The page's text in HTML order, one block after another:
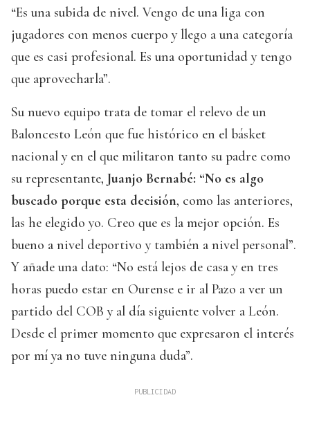
“Es una subida de nivel. Vengo de una liga con
jugadores con menos cuerpo y llego a una categoría
que es casi profesional. Es una oportunidad y tengo
que aprovecharla”.
Su nuevo equipo trata de tomar el relevo de un
Baloncesto León que fue histórico en el básket
nacional y en el que militaron tanto su padre como
su representante, Juanjo Bernabé: “No es algo
buscado porque esta decisión, como las anteriores,
las he elegido yo. Creo que es la mejor opción. Es
bueno a nivel deportivo y también a nivel personal”.
Y añade una dato: “No está lejos de casa y en tres
horas puedo estar en Ourense e ir al Pazo a ver un
partido del COB y al día siguiente volver a León.
Desde el primer momento que expresaron el interés
por mí ya no tuve ninguna duda”.